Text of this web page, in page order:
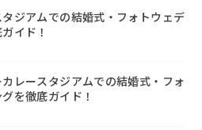
ジアムでの結婚式・フォトウェデ
イド！
レースタジアムでの結婚式・フォ
を徹底ガイド！